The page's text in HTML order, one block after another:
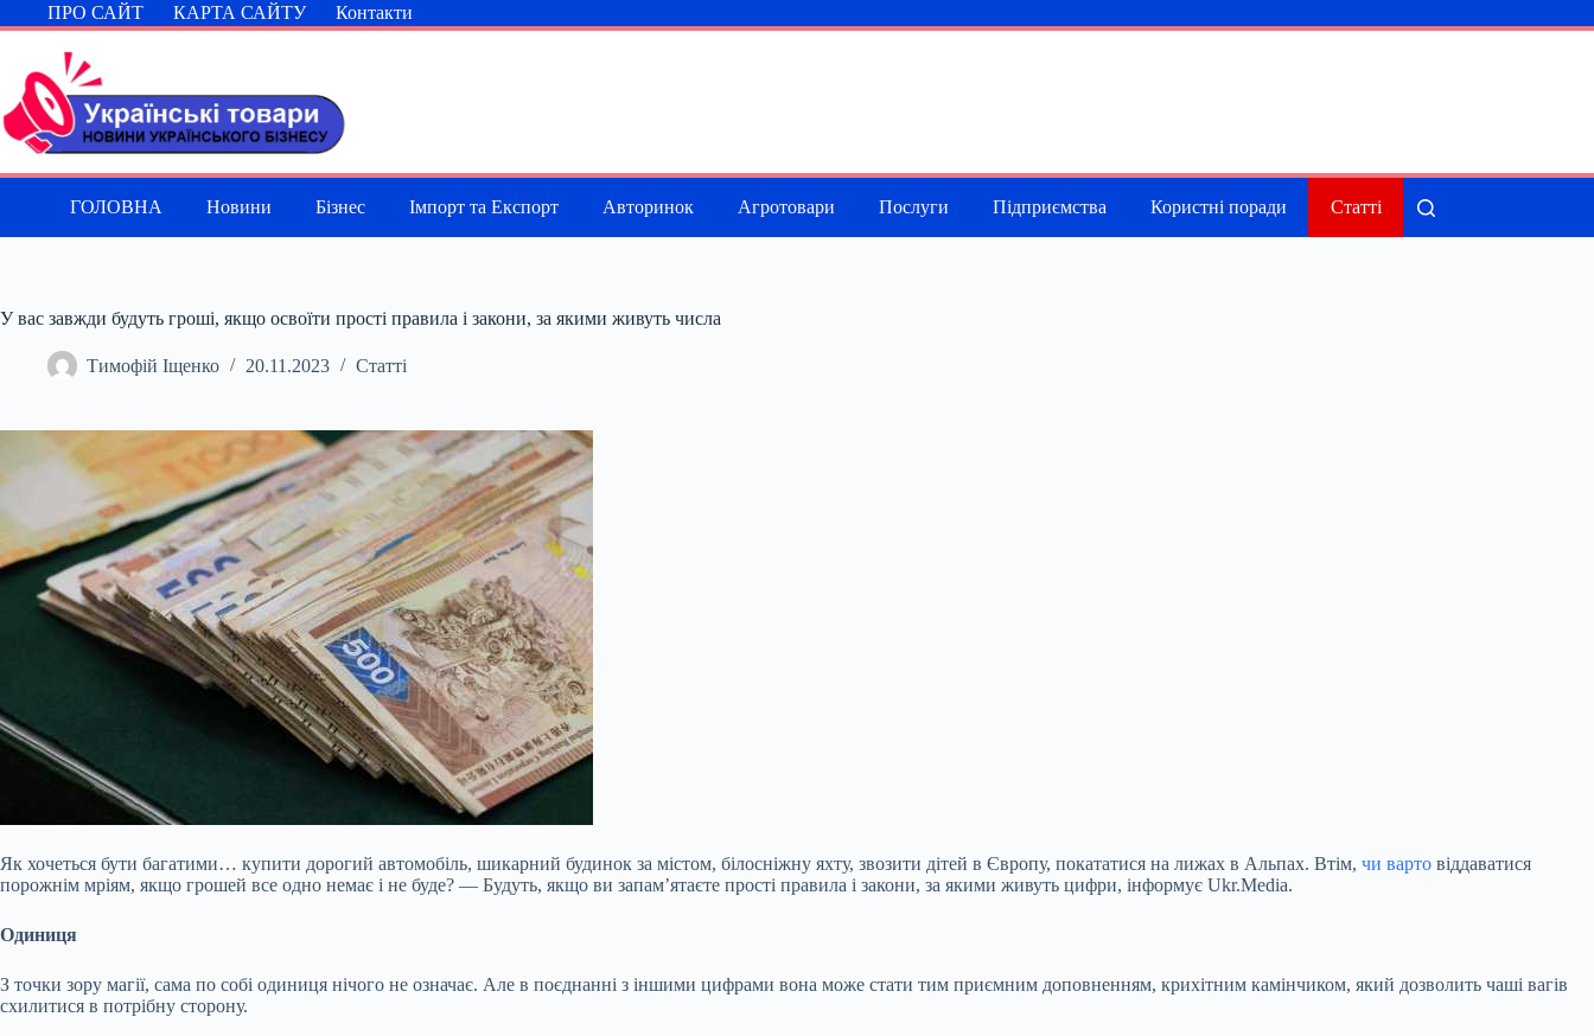
Перейти
до
ПРО САЙТ КАРТА САЙТУ Контакти
ГОЛОВНА Новини Бізнес Імпорт та Експорт Авторинок Агротовари Послуги Підприємства Користні поради Статті
У вас завжди будуть гроші, якщо освоїти прості правила і закони, за якими живуть числа
Тимофій Іщенко 20.11.2023 Статті
Як хочеться бути багатими… купити дорогий автомобіль, шикарний будинок за містом, білосніжну яхту, звозити дітей в Європу, покататися на лижах в Альпах. Втім, чи варто віддаватися
порожнім мріям, якщо грошей все одно немає і не буде? — Будуть, якщо ви запам’ятаєте прості правила і закони, за якими живуть цифри, інформує Ukr.Media.
Одиниця
З точки зору магії, сама по собі одиниця нічого не означає. Але в поєднанні з іншими цифрами вона може стати тим приємним доповненням, крихітним камінчиком, який дозволить чаші вагів
схилитися в потрібну сторону.